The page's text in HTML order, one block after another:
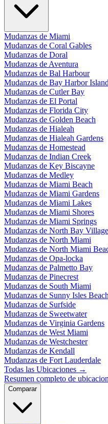
Mudanzas de Miami
Mudanzas de Coral Gables
Mudanzas de Doral
Mudanzas de Aventura
Mudanzas de Bal Harbour
Mudanzas de Bay Harbor
Mudanzas de Cutler Bay
Mudanzas de El Portal
Mudanzas de Florida City
Mudanzas de Golden Beach
Mudanzas de Hialeah
Mudanzas de Hialeah Gardens
Mudanzas de Homestead
Mudanzas de Indian Creek
Mudanzas de Key Biscayne
Mudanzas de Medley
Mudanzas de Miami Beach
Mudanzas de Miami Gardens
Mudanzas de Miami Lakes
Mudanzas de Miami Shores
Mudanzas de Miami Springs
Mudanzas de North Bay Village
Mudanzas de North Miami
Mudanzas de North Miami
Mudanzas de Opa-locka
Mudanzas de Palmetto Bay
Mudanzas de Pinecrest
Mudanzas de South Miami
Mudanzas de Sunny Isles Beach
Mudanzas de Surfside
Mudanzas de Sweetwater
Mudanzas de Virginia Gardens
Mudanzas de West Miami
Mudanzas de Westchester
Mudanzas de Kendall
Mudanzas de Fort Lauderdale
Todas las Ubicaciones →
Resumen completo de
Comparar